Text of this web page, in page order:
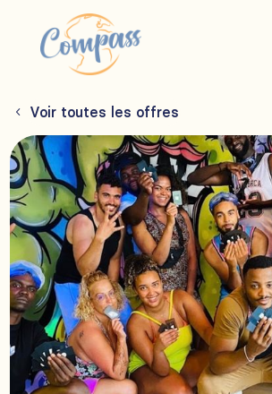
Voir toutes les offres